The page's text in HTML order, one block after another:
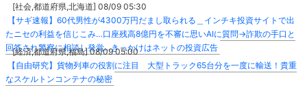
[社会,都道府県,北海道] 08/09 05:30
【サギ速報】60代男性が4300万円だまし取られる＿インチキ投資サイトで出
たニセの利益を信じこみ…口座残高8億円を不審に思いAIに質問→詐欺の手口と
回答され警察に相談し発覚…きっかけはネットの投資広告
[経済,都道府県,福島] 08/09 05:00
【自由研究】貨物列車の役割に注目 大型トラック65台分を一度に輸送！貴重
なスケルトンコンテナの秘密